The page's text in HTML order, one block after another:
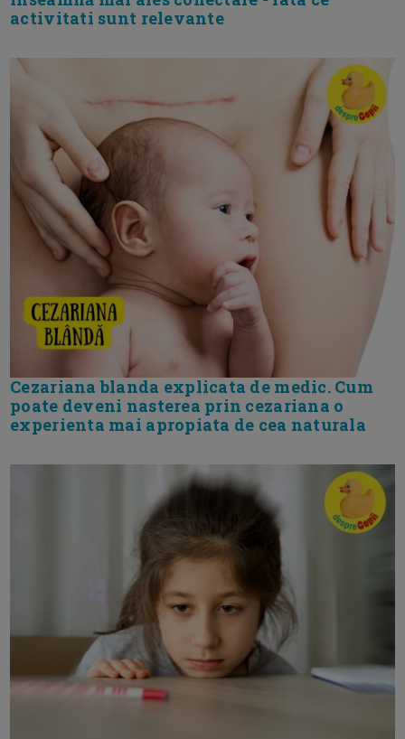
activitati sunt relevante
Cezariana blanda explicata de medic. Cum
poate deveni nasterea prin cezariana o
experienta mai apropiata de cea naturala